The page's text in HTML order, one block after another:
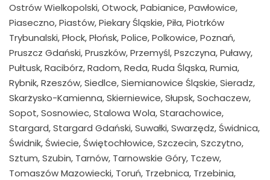
Ostrów Wielkopolski, Otwock, Pabianice, Pawłowice,
Piaseczno, Piastów, Piekary Śląskie, Piła, Piotrków
Trybunalski, Płock, Płońsk, Police, Polkowice, Poznań,
Pruszcz Gdański, Pruszków, Przemyśl, Pszczyna, Puławy,
Pułtusk, Racibórz, Radom, Reda, Ruda Śląska, Rumia,
Rybnik, Rzeszów, Siedlce, Siemianowice Śląskie, Sieradz,
Skarżysko-Kamienna, Skierniewice, Słupsk, Sochaczew,
Sopot, Sosnowiec, Stalowa Wola, Starachowice,
Stargard, Stargard Gdański, Suwałki, Swarzędz, Świdnica,
Świdnik, Świecie, Świętochłowice, Szczecin, Szczytno,
Sztum, Szubin, Tarnów, Tarnowskie Góry, Tczew,
Tomaszów Mazowiecki, Toruń, Trzebnica, Trzebinia,